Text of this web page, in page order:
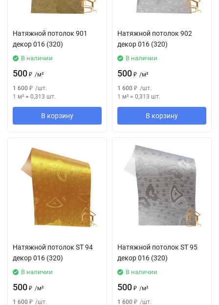
Натяжной потолок 901
декор 016 (320)
В наличии
500 ₽ /м²
1 600 ₽ /шт.
1 м² = 0,313 шт.
В корзину
Натяжной потолок 902
декор 016 (320)
В наличии
500 ₽ /м²
1 600 ₽ /шт.
1 м² = 0,313 шт.
В корзину
Натяжной потолок SТ 94
декор 016 (320)
В наличии
500 ₽ /м²
1 600 ₽ /шт.
Натяжной потолок SТ 95
декор 016 (320)
В наличии
500 ₽ /м²
1 600 ₽ /шт.